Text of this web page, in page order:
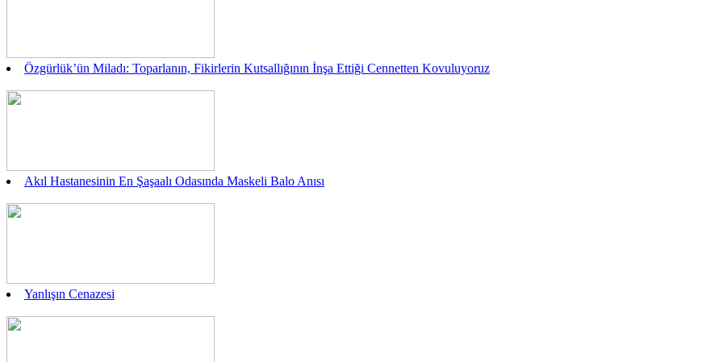
Özgürlük’ün Miladı: Toparlanın, Fikirlerin Kutsallığının İnşa Ettiği Cennetten Kovuluyoruz
Akıl Hastanesinin En Şaşaalı Odasında Maskeli Balo Anısı
Yanlışın Cenazesi